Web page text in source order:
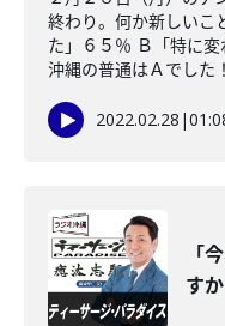
終わり。何か新しいこ
た」６５％ Ｂ「特に
沖縄の普通はＡでした！
2022.02.28 |
「
すか